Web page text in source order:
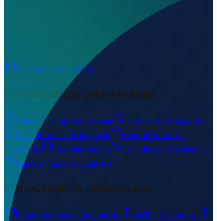
Ver todas las noticias
Herramientas relacionadas
Calcular tiempo de tránsito
Encontrar código SA
Estimar costes transporte
Encontrar socios
(Connect)
Calcular seguro
Calcular metros lineales
Calcular peso volumétrico
Conocimiento relacionado
Fundamentos del flete aéreo
AWB – Air Waybill